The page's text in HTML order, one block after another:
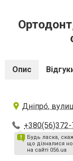
Опис
Дніпро́,
Будь ласка,
що дізналися
на сайті 056.ua